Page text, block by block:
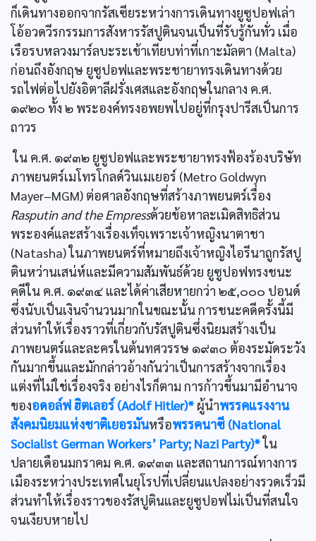
ก็เดินทางออกจากรัสเซียระหว่างการเดินทางยูซูปอฟเล่า
โอ้อวดวีรกรรมการสังหารรัสปูตินจนเป็นที่รับรู้กันทั่ว เมื่อ
เรือรบหลวงมาร์ลบะระเข้าเทียบท่าที่เกาะมัลตา (Malta)
ก่อนถึงอังกฤษ ยูซูปอฟและพระชายาทรงเดินทางด้วย
รถไฟต่อไปยังอิตาลีฝรั่งเศสและอังกฤษในกลาง ค.ศ.
๑๙๒๐ ทั้ง ๒ พระองค์ทรงอพยพไปอยู่ที่กรุงปารีสเป็นการ
ถาวร
ใน ค.ศ. ๑๙๓๒ ยูซูปอฟและพระชายาทรงฟ้องร้องบริษัท
ภาพยนตร์เมโทรโกลด์วินเมเยอร์ (Metro Goldwyn
Mayer–MGM) ต่อศาลอังกฤษที่สร้างภาพยนตร์เรื่อง
Rasputin and the Empressด้วยข้อหาละเมิดสิทธิส่วน
พระองค์และสร้างเรื่องเท็จเพราะเจ้าหญิงนาตาชา
(Natasha) ในภาพยนตร์ที่หมายถึงเจ้าหญิงไอรีนาถูกรัสปู
ตินหว่านเสน่ห์และมีความสัมพันธ์ด้วย ยูซูปอฟทรงชนะ
คดีใน ค.ศ. ๑๙๓๔ และได้ค่าเสียหายกว่า ๒๕,๐๐๐ ปอนด์
ซึ่งนับเป็นเงินจำนวนมากในขณะนั้น การชนะคดีครั้งนี้มี
ส่วนทำให้เรื่องราวที่เกี่ยวกับรัสปูตินซึ่งนิยมสร้างเป็น
ภาพยนตร์และละครในต้นทศวรรษ ๑๙๓๐ ต้องระมัดระวัง
กันมากขึ้นและมักกล่าวอ้างกันว่าเป็นการสร้างจากเรื่อง
แต่งที่ไม่ใช่เรื่องจริง อย่างไรก็ตาม การก้าวขึ้นมามีอำนาจ
ของอดอล์ฟ ฮิตเลอร์ (Adolf Hitler)* ผู้นำพรรคแรงงาน
สังคมนิยมแห่งชาติเยอรมันหรือพรรคนาซี (National
Socialist German Workers’ Party; Nazi Party)*ใน
ปลายเดือนมกราคม ค.ศ. ๑๙๓๓ และสถานการณ์ทางการ
เมืองระหว่างประเทศในยุโรปที่เปลี่ยนแปลงอย่างรวดเร็วมี
ส่วนทำให้เรื่องราวของรัสปูตินและยูซูปอฟไม่เป็นที่สนใจ
จนเงียบหายไป